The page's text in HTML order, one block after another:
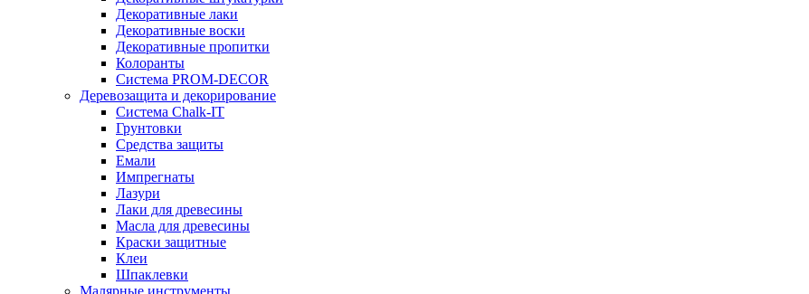
Декоративные лаки
Декоративные воски
Декоративные пропитки
Колоранты
Система PROM-DECOR
Деревозащита и декорирование
Система Chalk-IT
Грунтовки
Средства защиты
Емали
Импрегнаты
Лазури
Лаки для древесины
Масла для древесины
Краски защитные
Клеи
Шпаклевки
Малярные инструменты